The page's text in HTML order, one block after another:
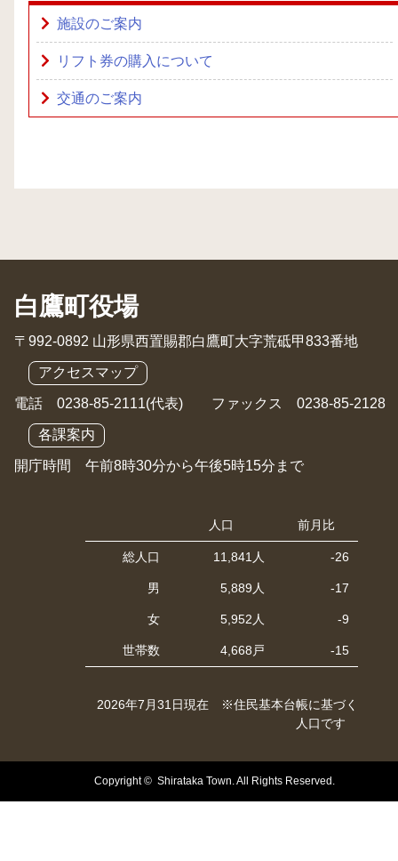
施設のご案内
リフト券の購入について
交通のご案内
白鷹町役場
〒992-0892 山形県西置賜郡白鷹町大字荒砥甲833番地
アクセスマップ
電話 0238-85-2111(代表) ファックス 0238-85-2128
各課案内
開庁時間 午前8時30分から午後5時15分まで
人口 前月比
総人口 11,841人 -26
男 5,889人 -17
女 5,952人 -9
世帯数 4,668戸 -15
2026年7月31日現在 ※住民基本台帳に基づく
人口です
Copyright © Shirataka Town. All Rights Reserved.